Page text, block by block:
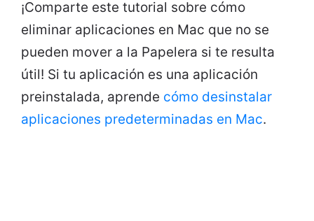
¡Comparte este tutorial sobre cómo
eliminar aplicaciones en Mac que no se
pueden mover a la Papelera si te resulta
útil! Si tu aplicación es una aplicación
preinstalada, aprende cómo desinstalar
aplicaciones predeterminadas en Mac.